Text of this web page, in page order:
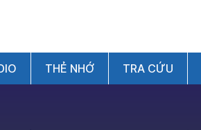
THẺ NHỚ TRA CỨU